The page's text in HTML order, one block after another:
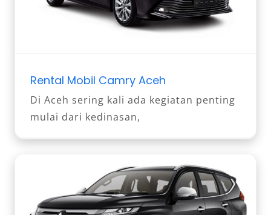
Rental Mobil Camry Aceh
Di Aceh sering kali ada kegiatan penting
mulai dari kedinasan,